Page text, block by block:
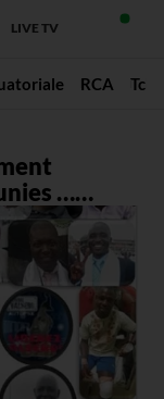
LIVE TV
RCA
……